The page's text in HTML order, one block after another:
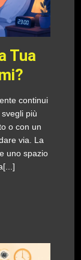
Tua
continui
più
o con un
via. La
uno spazio